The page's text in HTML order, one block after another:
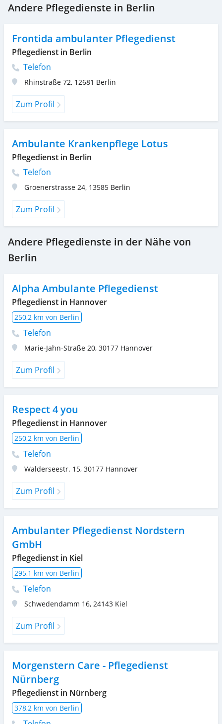
Andere Pflegedienste in Berlin
Frontida ambulanter Pflegedienst
Pflegedienst in Berlin
Telefon
Rhinstraße 72, 12681 Berlin
Zum Profil
Ambulante Krankenpflege Lotus
Pflegedienst in Berlin
Telefon
Groenerstrasse 24, 13585 Berlin
Zum Profil
Andere Pflegedienste in der Nähe von
Berlin
Alpha Ambulante Pflegedienst
Pflegedienst in Hannover
250,2 km von Berlin
Telefon
Marie-Jahn-Straße 20, 30177 Hannover
Zum Profil
Respect 4 you
Pflegedienst in Hannover
250,2 km von Berlin
Telefon
Walderseestr. 15, 30177 Hannover
Zum Profil
Ambulanter Pflegedienst Nordstern
GmbH
Pflegedienst in Kiel
295,1 km von Berlin
Telefon
Schwedendamm 16, 24143 Kiel
Zum Profil
Morgenstern Care - Pflegedienst
Nürnberg
Pflegedienst in Nürnberg
378,2 km von Berlin